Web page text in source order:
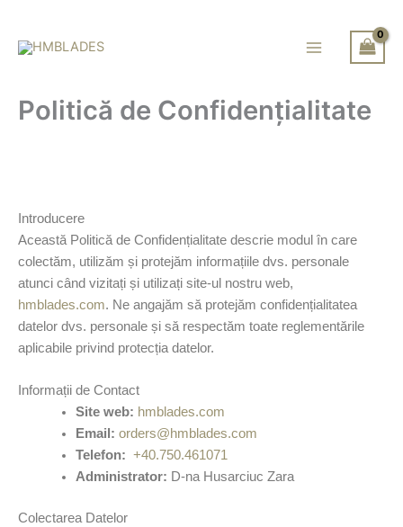
content
Politică de Confidențialitate
Introducere
Această Politică de Confidențialitate descrie modul în care
colectăm, utilizăm și protejăm informațiile dvs. personale
atunci când vizitați și utilizați site-ul nostru web,
hmblades.com. Ne angajăm să protejăm confidențialitatea
datelor dvs. personale și să respectăm toate reglementările
aplicabile privind protecția datelor.
Informații de Contact
Site web: hmblades.com
Email: orders@hmblades.com
Telefon: +40.750.461071
Administrator: D-na Husarciuc Zara
Colectarea Datelor